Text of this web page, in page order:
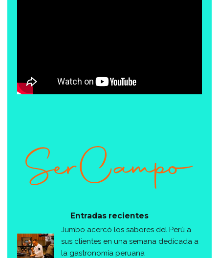
Entradas recientes
Jumbo acercó los sabores del Perú a
sus clientes en una semana dedicada a
la gastronomía peruana